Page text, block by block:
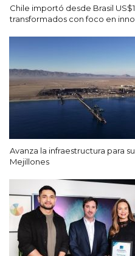
Chile importó desde Brasil
transformados con foco en
Avanza la infraestructura para
Mejillones